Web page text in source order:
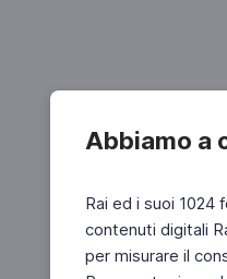
Abbiamo a
Rai ed i suoi
contenuti digitali
per misurare il